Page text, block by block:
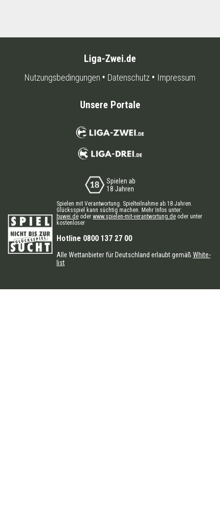
Liga-Zwei.de
Nutzungsbedingungen Datenschutz Impressum
Unsere Portale
Spielen ab
18 Jahren
Spielen mit Verantwortung. Spielteilnahme ab 18 Jahren.
Glücksspiel kann süchtig machen. Mehr Infos unter:
buwei.deoder www.spielen-mit-verantwortung.deoder unter
kostenloser
Hotline 0800 137 27 00
Alle Wettanbieter für Deutschland erlaubt gemäß White-
list